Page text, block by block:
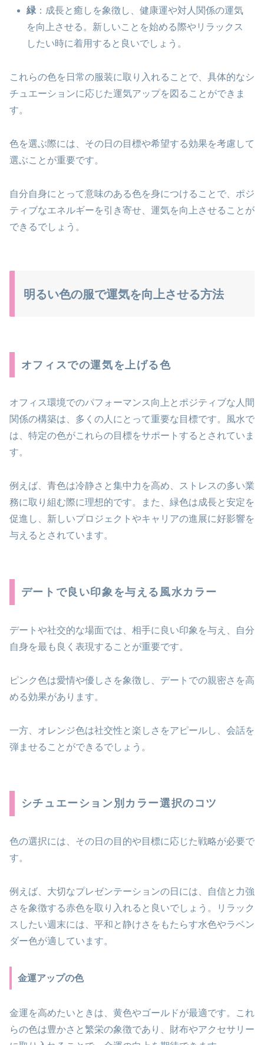
緑 ：成長と癒しを象徴し、健康運や対人関係の運気
を向上させる。新しいことを始める際やリラックス
したい時に着用すると良いでしょう。
これらの色を日常の服装に取り入れることで、具体的なシ
チュエーションに応じた運気アップを図ることができま
す。
色を選ぶ際には、その日の目標や希望する効果を考慮して
選ぶことが重要です。
自分自身にとって意味のある色を身につけることで、ポジ
ティブなエネルギーを引き寄せ、運気を向上させることが
できるでしょう。
明るい色の服で運気を向上させる方法
オフィスでの運気を上げる色
オフィス環境でのパフォーマンス向上とポジティブな人間
関係の構築は、多くの人にとって重要な目標です。風水で
は、特定の色がこれらの目標をサポートするとされていま
す。
例えば、青色は冷静さと集中力を高め、ストレスの多い業
務に取り組む際に理想的です。また、緑色は成長と安定を
促進し、新しいプロジェクトやキャリアの進展に好影響を
与えるとされています。
デートで良い印象を与える風水カラー
デートや社交的な場面では、相手に良い印象を与え、自分
自身を最も良く表現することが重要です。
ピンク色は愛情や優しさを象徴し、デートでの親密さを高
める効果があります。
一方、オレンジ色は社交性と楽しさをアピールし、会話を
弾ませることができるでしょう。
シチュエーション別カラー選択のコツ
色の選択には、その日の目的や目標に応じた戦略が必要で
す。
例えば、大切なプレゼンテーションの日には、自信と力強
さを象徴する赤色を取り入れると良いでしょう。リラック
スしたい週末には、平和と静けさをもたらす水色やラベン
ダー色が適しています。
金運アップの色
金運を高めたいときは、黄色やゴールドが最適です。これ
らの色は豊かさと繁栄の象徴であり、財布やアクセサリー